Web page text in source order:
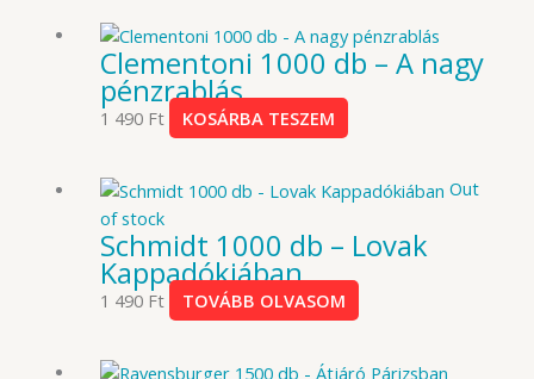
Clementoni 1000 db – A nagy
pénzrablás
1 490 Ft KOSÁRBA TESZEM
Out
of stock
Schmidt 1000 db – Lovak
Kappadókiában
1 490 Ft TOVÁBB OLVASOM